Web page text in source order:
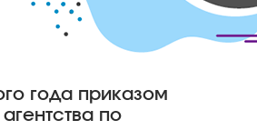
года приказом
по